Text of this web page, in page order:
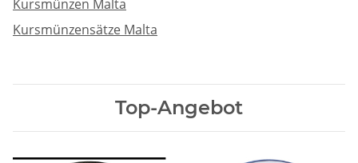
Kursmünzen Malta
Kursmünzensätze Malta
Top-Angebot